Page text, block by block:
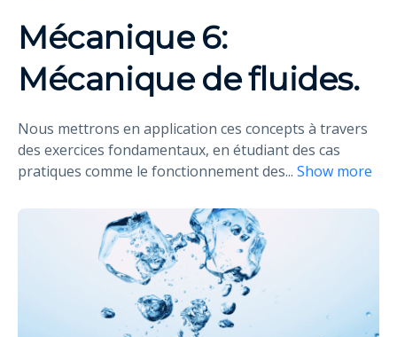
Mécanique 6:
Mécanique de fluides.
Nous mettrons en application ces concepts à travers
des exercices fondamentaux, en étudiant des cas
pratiques comme le fonctionnement des... Show more